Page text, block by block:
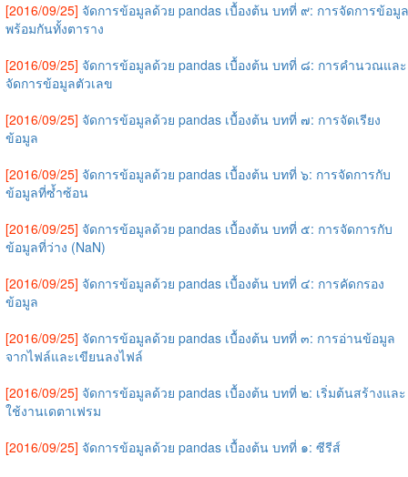
[2016/09/25] จัดการข้อมูลด้วย pandas เบื้องต้น บทที่ ๙: การจัดการข้อมูล
พร้อมกันทั้งตาราง
[2016/09/25] จัดการข้อมูลด้วย pandas เบื้องต้น บทที่ ๘: การคำนวณและ
จัดการข้อมูลตัวเลข
[2016/09/25] จัดการข้อมูลด้วย pandas เบื้องต้น บทที่ ๗: การจัดเรียง
ข้อมูล
[2016/09/25] จัดการข้อมูลด้วย pandas เบื้องต้น บทที่ ๖: การจัดการกับ
ข้อมูลที่ซ้ำซ้อน
[2016/09/25] จัดการข้อมูลด้วย pandas เบื้องต้น บทที่ ๕: การจัดการกับ
ข้อมูลที่ว่าง (NaN)
[2016/09/25] จัดการข้อมูลด้วย pandas เบื้องต้น บทที่ ๔: การคัดกรอง
ข้อมูล
[2016/09/25] จัดการข้อมูลด้วย pandas เบื้องต้น บทที่ ๓: การอ่านข้อมูล
จากไฟล์และเขียนลงไฟล์
[2016/09/25] จัดการข้อมูลด้วย pandas เบื้องต้น บทที่ ๒: เริ่มต้นสร้างและ
ใช้งานเดตาเฟรม
[2016/09/25] จัดการข้อมูลด้วย pandas เบื้องต้น บทที่ ๑: ซีรีส์